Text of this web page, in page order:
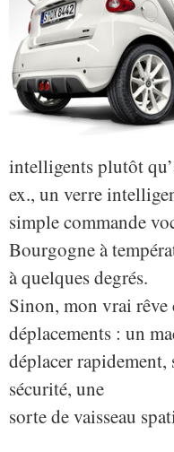
intelligents plutôt
ex., un verre
simple commande
Bourgogne à
à quelques degrés.
Sinon, mon vrai rêve
déplacements : un
déplacer
sécurité, une
sorte de vaisseau